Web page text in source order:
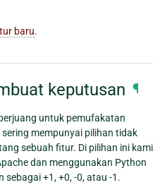
baru.
keputusan ¶
untuk pemufakatan
mempunyai pilihan tidak
sebuah fitur. Di pilihan ini kami
dan menggunakan Python
sebagai +1, +0, -0, atau -1.